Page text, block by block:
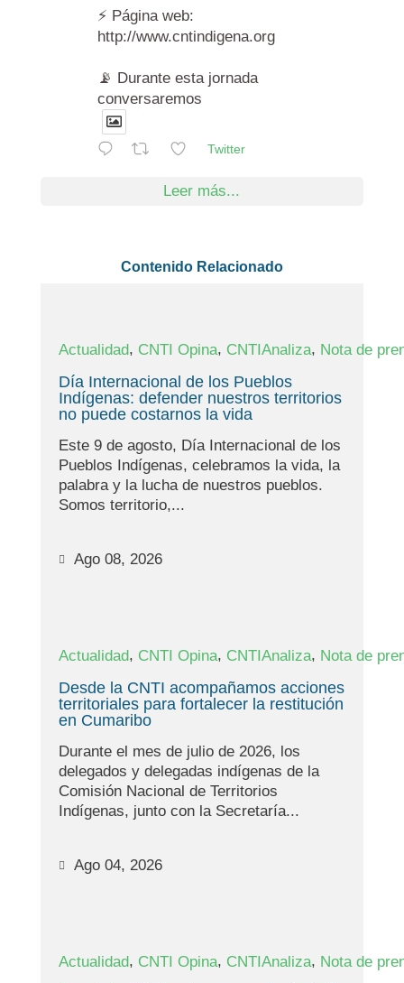
⚡️ Página web:
http://www.cntindigena.org
📡 Durante esta jornada
conversaremos
Twitter
Leer más...
Contenido Relacionado
Actualidad, CNTI Opina, CNTIAnaliza, Nota de
Día Internacional de los Pueblos
Indígenas: defender nuestros territorios
no puede costarnos la vida
Este 9 de agosto, Día Internacional de los
Pueblos Indígenas, celebramos la vida, la
palabra y la lucha de nuestros pueblos.
Somos territorio,...
Ago 08, 2026
Actualidad, CNTI Opina, CNTIAnaliza, Nota de
Desde la CNTI acompañamos acciones
territoriales para fortalecer la restitución
en Cumaribo
Durante el mes de julio de 2026, los
delegados y delegadas indígenas de la
Comisión Nacional de Territorios
Indígenas, junto con la Secretaría...
Ago 04, 2026
Actualidad, CNTI Opina, CNTIAnaliza, Nota de